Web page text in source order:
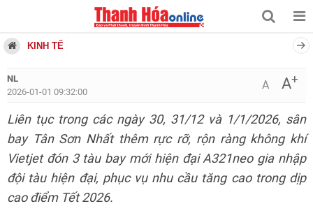
KINH TẾ
NL
2026-01-01 09:32:00
A A+
Liên tục trong các ngày 30, 31/12 và 1/1/2026, sân
bay Tân Sơn Nhất thêm rực rỡ, rộn ràng không khí
Vietjet đón 3 tàu bay mới hiện đại A321neo gia nhập
đội tàu hiện đại, phục vụ nhu cầu tăng cao trong dịp
cao điểm Tết 2026.